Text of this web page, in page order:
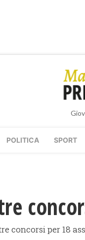
POLITICA SPORT
concorsi per 18